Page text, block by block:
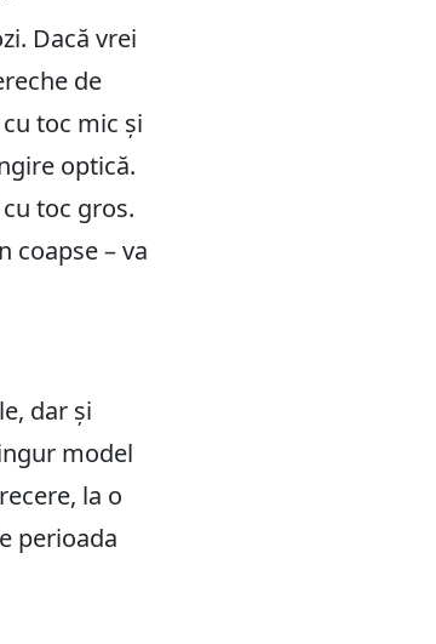
Dacă vrei
de
toc mic și
optică.
toc gros.
coapse – va
dar și
model
la o
perioada